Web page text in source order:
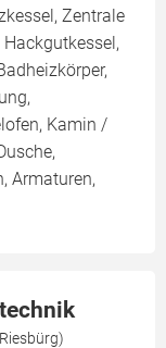
Zentrale
Kamin /
Armaturen,